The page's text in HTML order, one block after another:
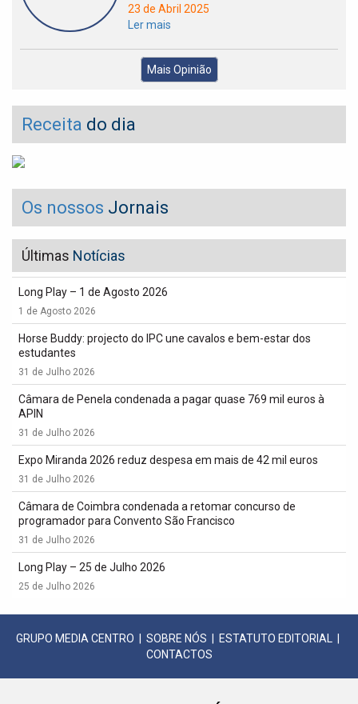
23 de Abril 2025
Ler mais
Mais Opinião
Receita do dia
Os nossos Jornais
Últimas Notícias
Long Play – 1 de Agosto 2026
1 de Agosto 2026
Horse Buddy: projecto do IPC une cavalos e bem-estar dos
estudantes
31 de Julho 2026
Câmara de Penela condenada a pagar quase 769 mil euros à
APIN
31 de Julho 2026
Expo Miranda 2026 reduz despesa em mais de 42 mil euros
31 de Julho 2026
Câmara de Coimbra condenada a retomar concurso de
programador para Convento São Francisco
31 de Julho 2026
Long Play – 25 de Julho 2026
25 de Julho 2026
GRUPO MEDIA CENTRO SOBRE NÓS ESTATUTO EDITORIAL
CONTACTOS